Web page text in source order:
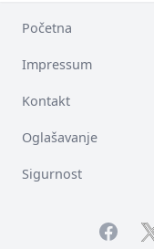
Početna
Impressum
Kontakt
Oglašavanje
Sigurnost